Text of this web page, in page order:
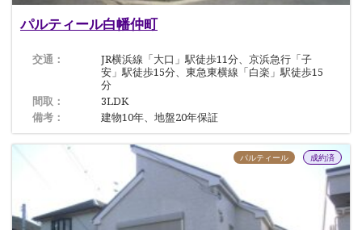
パルティール白幡仲町
交通：
JR横浜線「大口」駅徒歩11分、京浜急行「子
安」駅徒歩15分、東急東横線「白楽」駅徒歩15
分
間取：
3LDK
備考：
建物10年、地盤20年保証
パルティール 成約済